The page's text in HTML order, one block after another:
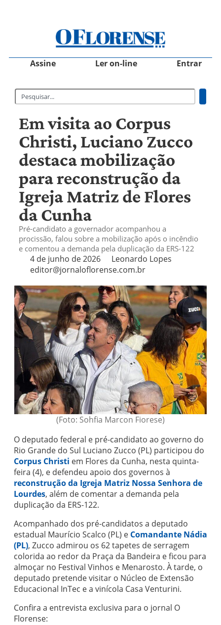
Assine Ler on-line Entrar
Em visita ao Corpus
Christi, Luciano Zucco
destaca mobilização
para reconstrução da
Igreja Matriz de Flores
da Cunha
Pré-candidato a governador acompanhou a
procissão, falou sobre a mobilização após o incêndio
e comentou a demanda pela duplicação da ERS-122
4 de junho de 2026
Leonardo Lopes
editor@jornaloflorense.com.br
(Foto: Sohfia Marcon Fiorese)
O deputado federal e pré-candidato ao governo do
Rio Grande do Sul Luciano Zucco (PL) participou do
Corpus Christi em Flores da Cunha, nesta quinta-
feira (4), e defendeu apoio dos governos à
reconstrução da Igreja Matriz Nossa Senhora de
Lourdes, além de comentar a demanda pela
duplicação da ERS-122.
Acompanhado dos pré-candidatos a deputado
estadual Maurício Scalco (PL) e Comandante Nádia
(PL), Zucco admirou os 62 tapetes de serragem
colorida ao redor da Praça da Bandeira e ficou para
almoçar no Festival Vinhos e Menarosto. À tarde, o
deputado pretende visitar o Núcleo de Extensão
Educacional InTec e a vinícola Casa Venturini.
Confira a entrevista exclusiva para o jornal O
Florense: